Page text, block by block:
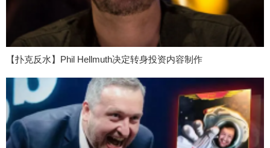
【扑克反水】Phil Hellmuth决定转身投资内容制作